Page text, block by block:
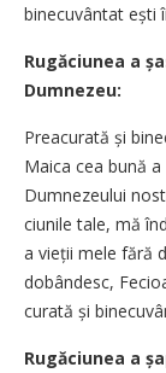
binecuvântat ești
Rugăciunea a
Dumnezeu:
Preacurată și
Maica cea bună
Dum­nezeului
ciunile tale, mă
a vieții mele fără
dobândesc,
cu­rată și
Rugăciunea a